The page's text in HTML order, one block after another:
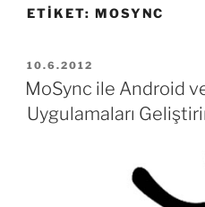
ETIKET: MOSYNC
YAYIM
TARIHI
10.6.2012
MoSync ile Android
Uygulamaları